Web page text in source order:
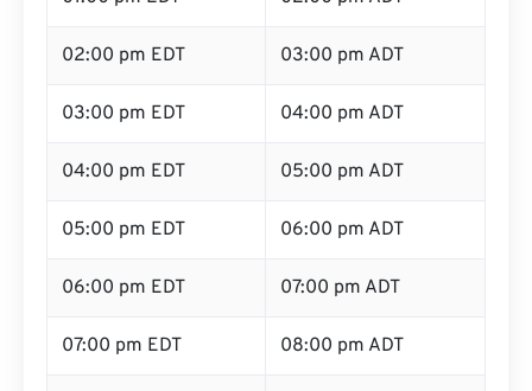
02:00 pm EDT 03:00 pm ADT
03:00 pm EDT 04:00 pm ADT
04:00 pm EDT 05:00 pm ADT
05:00 pm EDT 06:00 pm ADT
06:00 pm EDT 07:00 pm ADT
07:00 pm EDT 08:00 pm ADT